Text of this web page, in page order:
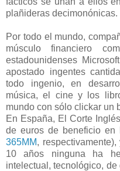
plañideras decimonónicas.
Por todo el mundo,
músculo financiero
estadounidenses
apostado ingentes
todo ingenio, en
música, el cine y los
mundo con sólo clickar un
En España, El Corte
de euros de beneficio en
365MM,
10 años ninguna ha
intelectual, tecnológico, de